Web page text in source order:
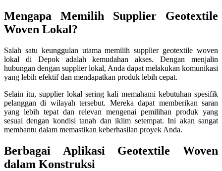
Mengapa Memilih Supplier Geotextile
Woven Lokal?
Salah satu keunggulan utama memilih supplier geotextile woven
lokal di Depok adalah kemudahan akses. Dengan menjalin
hubungan dengan supplier lokal, Anda dapat melakukan komunikasi
yang lebih efektif dan mendapatkan produk lebih cepat.
Selain itu, supplier lokal sering kali memahami kebutuhan spesifik
pelanggan di wilayah tersebut. Mereka dapat memberikan saran
yang lebih tepat dan relevan mengenai pemilihan produk yang
sesuai dengan kondisi tanah dan iklim setempat. Ini akan sangat
membantu dalam memastikan keberhasilan proyek Anda.
Berbagai Aplikasi Geotextile Woven
dalam Konstruksi